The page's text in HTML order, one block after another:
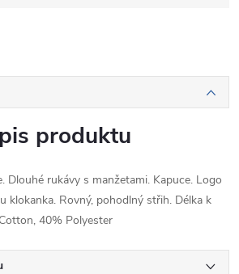
produktu
Dlouhé rukávy s manžetami. Kapuce. Logo
klokanka. Rovný, pohodlný střih. Délka k
40% Polyester